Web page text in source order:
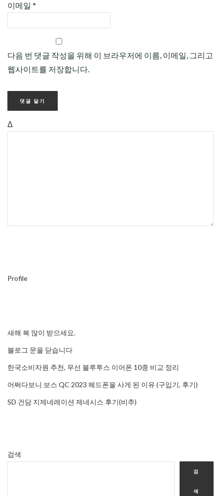
이메일 *
다음 번 댓글 작성을 위해 이 브라우저에 이름, 이메일, 그리고
웹사이트를 저장합니다.
Δ
Profile
새해 복 많이 받으세요.
블로그 문을 닫습니다
한국소비자원 추천, 무선 블루투스 이어폰 10종 비교 정리
어쩌다보니 보스 QC 2023 헤드폰을 사게 된 이유 (구입기, 후기)
SD 건담 지제네레이션 제네시스 후기(비추)
검색
검
색